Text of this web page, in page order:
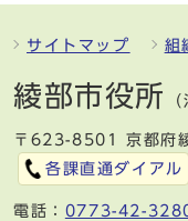
サイトマップ 組
綾部市役所
〒623-8501 京都府
各課直通ダイアル
電話： 0773-42-